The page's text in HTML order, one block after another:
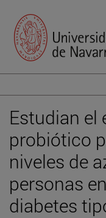
Estudian el
probiótico
niveles de
personas
diabetes